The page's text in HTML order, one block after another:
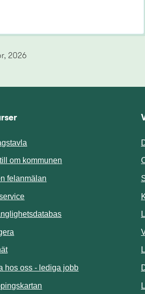
2026
om kommunen Länk till annan
felanmälan
Länk till annan webbplats.
Länk till annan
Länk till annan webbplats.
hos oss - lediga jobb